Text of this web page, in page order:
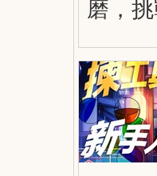
磨，
法，
棒